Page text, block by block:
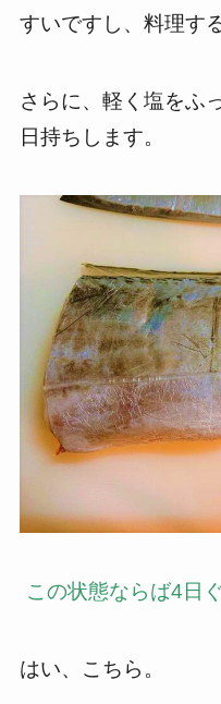
すいですし、料理す
さらに、軽く塩をふ
日持ちします。
この状態ならば4日
はい、こちら。